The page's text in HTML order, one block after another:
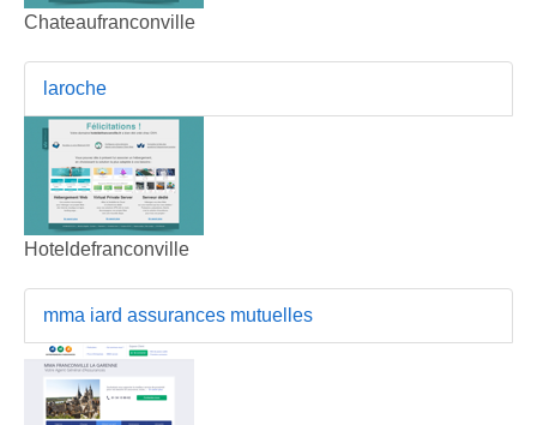
Chateaufranconville
laroche
Hoteldefranconville
mma iard assurances mutuelles